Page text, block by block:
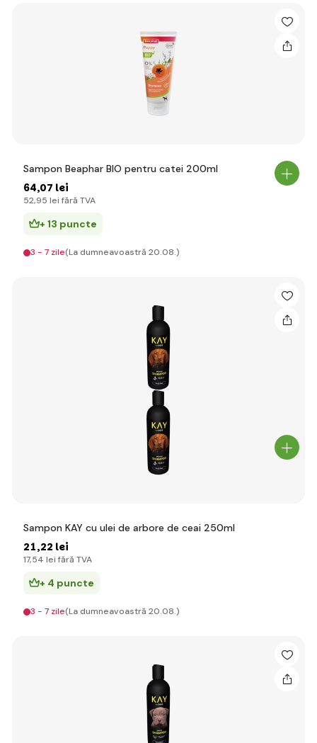
Sampon Beaphar BIO pentru catei 200ml
64,07 lei
52,95 lei fără TVA
+ 13 puncte
3 - 7 zile(La dumneavoastră 20.08.)
Sampon KAY cu ulei de arbore de ceai 250ml
21,22 lei
17,54 lei fără TVA
+ 4 puncte
3 - 7 zile(La dumneavoastră 20.08.)